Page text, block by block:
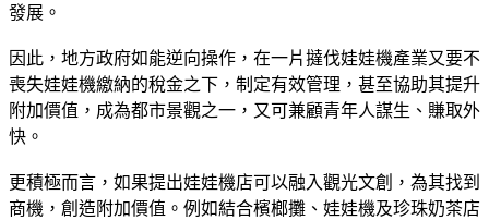
發展。
因此，地方政府如能逆向操作，在一片撻伐娃娃機產業又要不
喪失娃娃機繳納的稅金之下，制定有效管理，甚至協助其提升
附加價值，成為都市景觀之一，又可兼顧青年人謀生、賺取外
快。
更積極而言，如果提出娃娃機店可以融入觀光文創，為其找到
商機，創造附加價值。例如結合檳榔攤、娃娃機及珍珠奶茶店